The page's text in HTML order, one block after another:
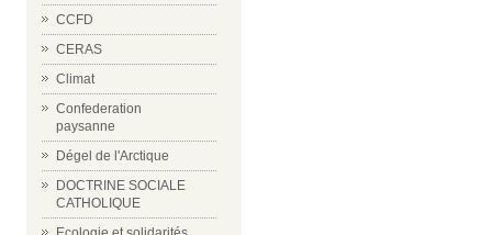
CCFD
CERAS
Climat
Confederation
paysanne
Dégel de l'Arctique
DOCTRINE SOCIALE
CATHOLIQUE